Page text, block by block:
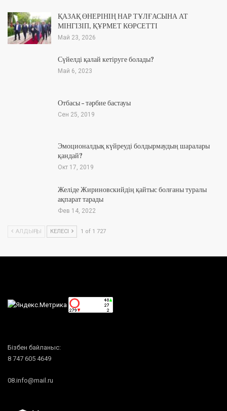
ҚАЗАҚ ӨНЕРІНІҢ НАР ТҰЛҒАСЫНА АТ
МІНГІЗІП, ҚҰРМЕТ КӨРСЕТТІ
Май 23, 2026
Сүйелді қалай кетіруге болады?
Май 6, 2023
Отбасы – тәрбие бастауы
Сен 25, 2019
Эмоционалдық күйреуді болдырмаудың шаралары
қандай?
Окт 17, 2019
Желіде Жириновскийдің қайтыс болғаны туралы
ақпарат тарады
Фев 14, 2022
АЛДЫҢҒЫ КЕЛЕСІ 1 of 1 727
Бізбен байланыс:
8 747 605 4649
08.info@mail.ru